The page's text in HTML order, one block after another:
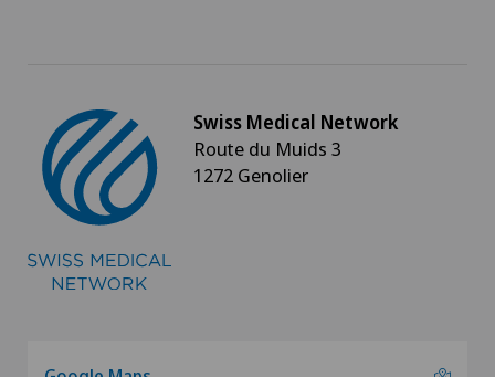
Swiss Medical Network
Route du Muids 3
1272 Genolier